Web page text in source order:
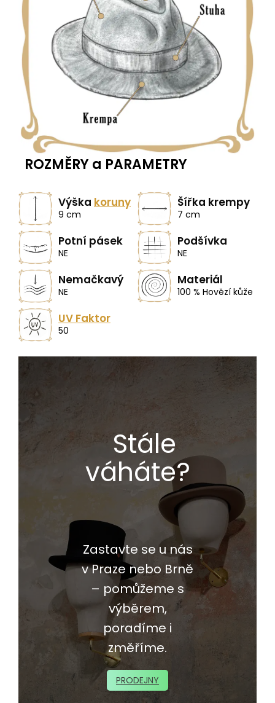
ROZMĚRY a PARAMETRY
Výška koruny
9 cm
Šířka krempy
7 cm
Potní pásek
NE
Podšívka
NE
Nemačkavý
NE
Materiál
100 % Hovězí kůže
UV Faktor
50
Stále
váháte?
Zastavte se u nás
v Praze nebo Brně
– pomůžeme s
výběrem,
poradíme i
změříme.
PRODEJNY